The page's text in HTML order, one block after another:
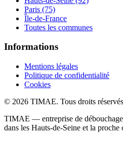
Paris (75)
Île-de-France
Toutes les communes
Informations
Mentions légales
Politique de confidentialité
Cookies
© 2026 TIMAE. Tous droits
TIMAE — entreprise de débouchage
dans les Hauts-de-Seine et la proche